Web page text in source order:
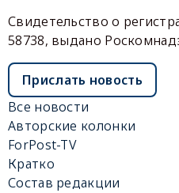
Свидетельство о
58738, выдано
Прислать новость
Все новости
Авторские колонки
ForPost-TV
Кратко
Состав редакции